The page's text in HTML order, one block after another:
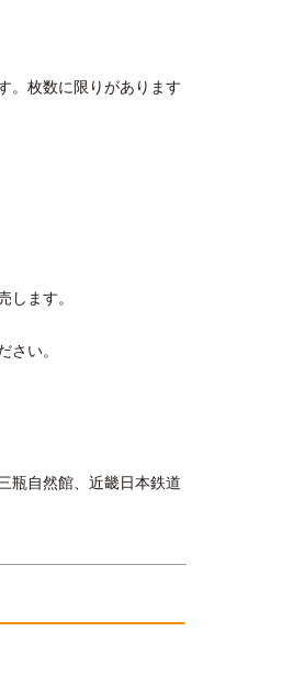
。枚数に限りがあります
ます。
さい。
瓶自然館、近畿日本鉄道